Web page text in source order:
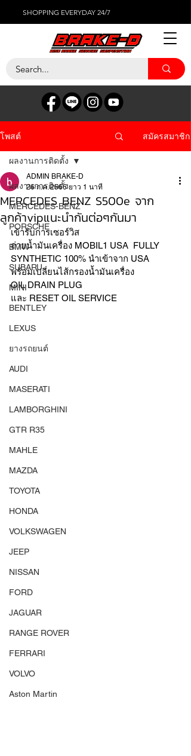
SHOPPING EVERYDAY 24/7
โพสต์ สมัครสมาชิก
ผลงานการติดตั้ง
MERCEDES-BENZ
PORSCHE
BMW
SUBARU
MINI
BENTLEY
LEXUS
ยางรถยนต์
AUDI
MASERATI
LAMBORGHINI
GTR R35
MAHLE
MAZDA
TOYOTA
HONDA
VOLKSWAGEN
JEEP
NISSAN
FORD
JAGUAR
RANGE ROVER
FERRARI
VOLVO
Aston Martin
ผลงานการติดตั้ง
MERCEDES BENZ S500e จาก
ลูกค้าvipแนะนำกันต่อๆกันมา
ADMIN BRAKE-D
26 ก.ค. 2566 ยาว 1 นาที
เข้ารับการเซอร์วิส
ถ่ายน้ำมันเครื่อง MOBIL1 USA  FULLY
SYNTHETIC 100% นำเข้าจาก USA
พร้อมเปลี่ยนไส้กรองน้ำมันเครื่อง
OIL DRAIN PLUG
และ RESET OIL SERVICE